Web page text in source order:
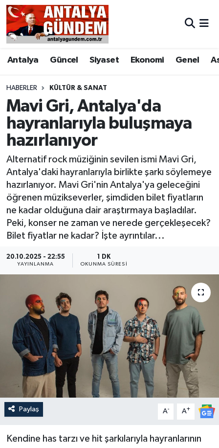
Antalya Güncel Siyaset Ekonomi Genel
HABERLER KÜLTÜR & SANAT
Mavi Gri, Antalya'da
hayranlarıyla buluşmaya
hazırlanıyor
Alternatif rock müziğinin sevilen ismi Mavi Gri,
Antalya'daki hayranlarıyla birlikte şarkı söylemeye
hazırlanıyor. Mavi Gri'nin Antalya'ya geleceğini
öğrenen müzikseverler, şimdiden bilet fiyatların
ne kadar olduğuna dair araştırmaya başladılar.
Peki, konser ne zaman ve nerede gerçekleşecek?
Bilet fiyatlar ne kadar? İşte ayrıntılar...
20.10.2025 - 22:55
YAYINLANMA
1 DK
OKUNMA SÜRESI
Paylaş A- A+
Kendine has tarzı ve hit şarkılarıyla hayranlarının
Antalya
Asayiş
Bilim & Teknoloji
Bölge
EĞİTİM
Ekonomi
Genel
Görüntülü Haber
Güncel
Kültür & Sanat
Resmi İlan
Sağlık & Yaşam
Siyaset
Spor
Antalya Nöbetçi Eczaneler
Antalya Hava Durumu
Antalya Namaz Vakitleri
Antalya Trafik Yoğunluk Haritası
Süper Lig Puan Durumu ve Fikstür
Tüm Manşetler
Son Dakika Haberleri
Haber Arşivi